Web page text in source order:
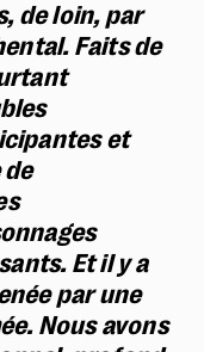
de loin, par
Faits de
et
Et il y a
par une
Nous avons